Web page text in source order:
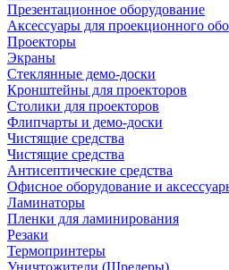
Презентационное оборудование
Аксессуары для проекционного
Проекторы
Экраны
Стеклянные демо-доски
Кронштейны для проекторов
Столики для проекторов
Флипчарты и демо-доски
Чистящие средства
Чистящие средства
Антисептические средства
Офисное оборудование и
Ламинаторы
Пленки для ламинирования
Резаки
Термопринтеры
Уничтожители (Шредеры)